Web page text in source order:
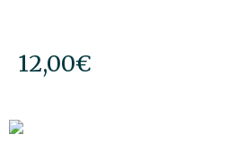
12,00€